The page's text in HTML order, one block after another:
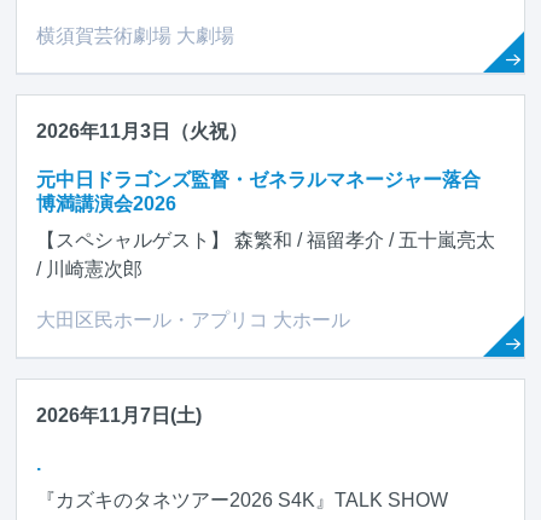
横須賀芸術劇場 大劇場
2026年11月3日（火祝）
元中日ドラゴンズ監督・ゼネラルマネージャー落合
博満講演会2026
【スペシャルゲスト】 森繁和 / 福留孝介 / 五十嵐亮太
/ 川崎憲次郎
大田区民ホール・アプリコ 大ホール
2026年11月7日(土)
.
『カズキのタネツアー2026 S4K』TALK SHOW